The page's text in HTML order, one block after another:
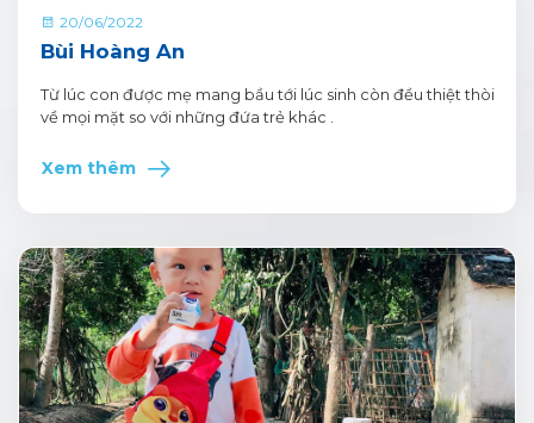
20/06/2022
Bùi Hoàng An
Từ lúc con được mẹ mang bầu tới lúc sinh còn đều thiệt thòi
về mọi mặt so với những đứa trẻ khác .
Xem thêm